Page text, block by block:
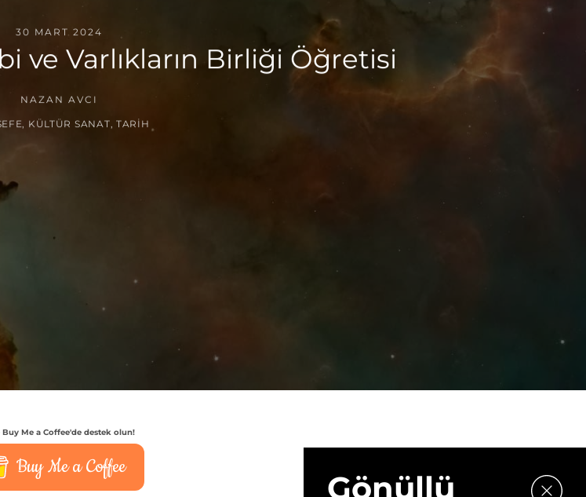
30 MART 2024
ve Varlıkların Birliği Öğretisi
NAZAN AVCI
KÜLTÜR SANAT TARIH
Buy Me a Coffee'de destek olun!
Buy Me a Coffee
Gönüllü